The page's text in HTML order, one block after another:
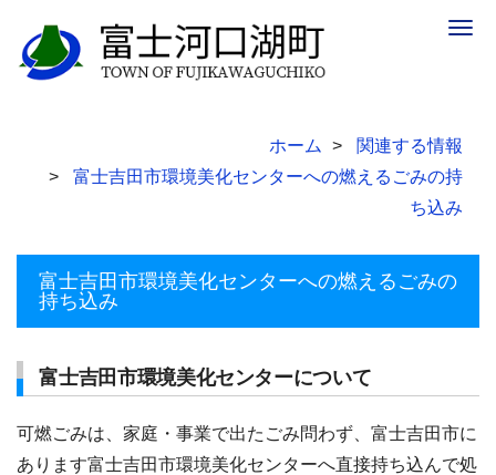
ホーム
関連する情報
富士吉田市環境美化センターへの燃えるごみの持
ち込み
富士吉田市環境美化センターへの燃えるごみの
持ち込み
富士吉田市環境美化センターについて
可燃ごみは、家庭・事業で出たごみ問わず、富士吉田市に
あります富士吉田市環境美化センターへ直接持ち込んで処